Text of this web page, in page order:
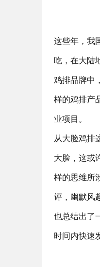
这些年，我
吃，在大陆
鸡排品牌中
样的鸡排产
业项目。
从大脸鸡排
大脸，这或
样的思维所
评，幽默风
也总结出了
时间内快速